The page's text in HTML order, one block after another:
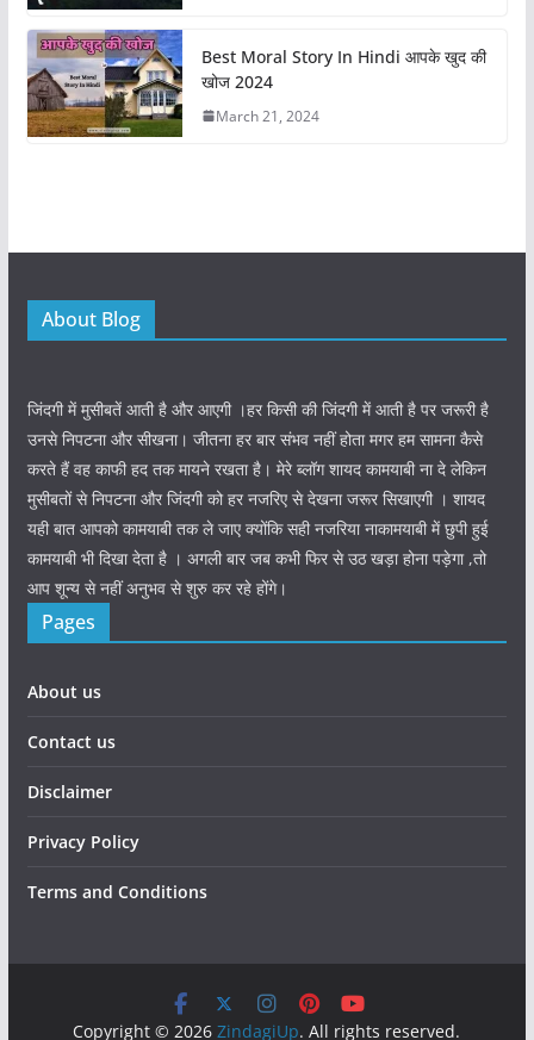
Best Moral Story In Hindi आपके खुद की
खोज 2024
March 21, 2024
About Blog
जिंदगी में मुसीबतें आती है और आएगी ।हर किसी की जिंदगी में आती है पर जरूरी है
उनसे निपटना और सीखना। जीतना हर बार संभव नहीं होता मगर हम सामना कैसे
करते हैं वह काफी हद तक मायने रखता है। मेरे ब्लॉग शायद कामयाबी ना दे लेकिन
मुसीबतों से निपटना और जिंदगी को हर नजरिए से देखना जरूर सिखाएगी । शायद
यही बात आपको कामयाबी तक ले जाए क्योंकि सही नजरिया नाकामयाबी में छुपी हुई
कामयाबी भी दिखा देता है । अगली बार जब कभी फिर से उठ खड़ा होना पड़ेगा ,तो
आप शून्य से नहीं अनुभव से शुरु कर रहे होंगे।
Pages
About us
Contact us
Disclaimer
Privacy Policy
Terms and Conditions
Copyright © 2026ZindagiUp. All rights reserved.